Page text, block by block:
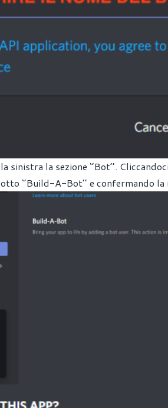
sinistra la sezione ‘’Bot’’.
‘’Build-A-Bot’’ e confermando